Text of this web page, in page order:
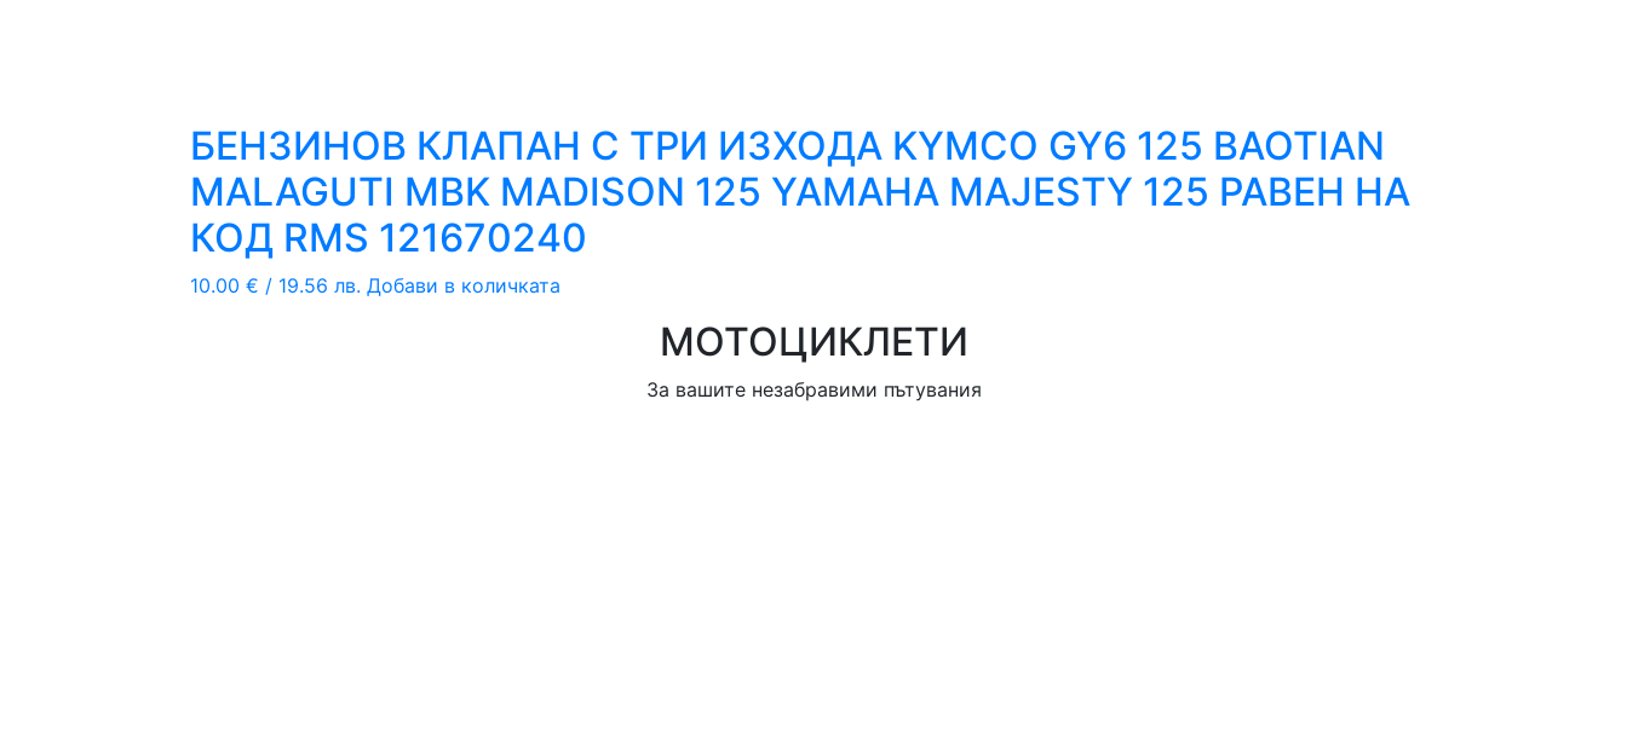
БЕНЗИНОВ КЛАПАН С ТРИ ИЗХОДА KYMCO GY6 125 BAOTIAN
MALAGUTI MBK MADISON 125 YAMAHA MAJESTY 125 РАВЕН НА
КОД RMS 121670240
10.00 € / 19.56 лв. Добави в количката
МОТОЦИКЛЕТИ
За вашите незабравими пътувания